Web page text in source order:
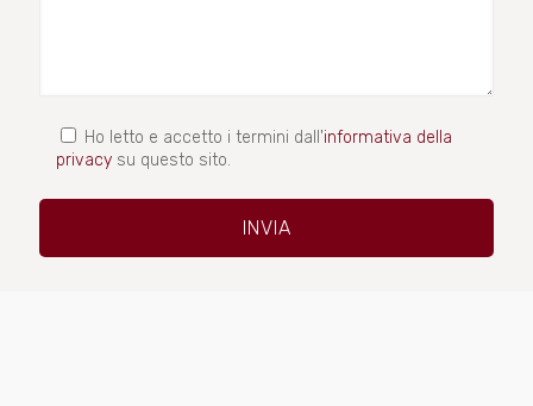
Ho letto e accetto i termini dall'informativa della
privacy su questo sito.